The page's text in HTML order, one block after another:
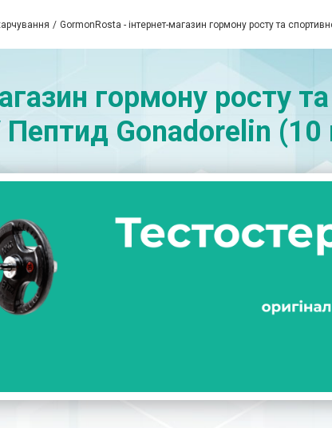
GormonRosta - інтернет-магазин гормону росту та
гормону росту
Пептид Gonadorelin